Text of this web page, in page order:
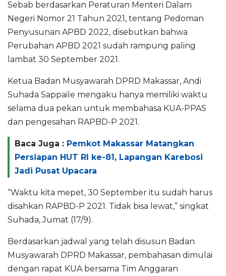
Sebab berdasarkan Peraturan Menteri Dalam
Negeri Nomor 21 Tahun 2021, tentang Pedoman
Penyusunan APBD 2022, disebutkan bahwa
Perubahan APBD 2021 sudah rampung paling
lambat 30 September 2021.
Ketua Badan Musyawarah DPRD Makassar, Andi
Suhada Sappaile mengaku hanya memiliki waktu
selama dua pekan untuk membahasa KUA-PPAS
dan pengesahan RAPBD-P 2021.
Baca Juga : Pemkot Makassar Matangkan
Persiapan HUT RI ke-81, Lapangan Karebosi
Jadi Pusat Upacara
“Waktu kita mepet, 30 September itu sudah harus
disahkan RAPBD-P 2021. Tidak bisa lewat,” singkat
Suhada, Jumat (17/9).
Berdasarkan jadwal yang telah disusun Badan
Musyawarah DPRD Makassar, pembahasan dimulai
dengan rapat KUA bersama Tim Anggaran